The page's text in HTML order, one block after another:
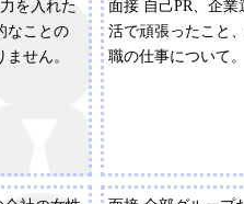
を入れた
なことの
せん。
面接 自己PR、企
活で頑張ったこと
職の仕事について。